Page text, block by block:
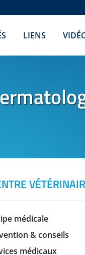
LIENS
médicale
& conseils
médicaux